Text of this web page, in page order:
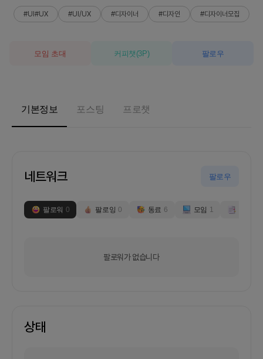
#UI#UX #UI/UX #디자이너 #디자인 #디자이너모집
모임 초대 커피챗 (3P) 팔로우
기본정보 포스팅 프로챗
네트워크 팔로우
팔로워 0 팔로잉 0 동료 6 모임 1
팔로워가 없습니다
상태